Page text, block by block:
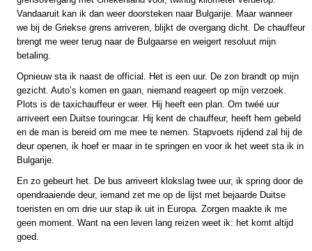
Vandaaruit kan ik dan weer doorsteken naar Bulgarije. Maar wanneer
we bij de Griekse grens arriveren, blijkt de overgang dicht. De chauffeur
brengt me weer terug naar de Bulgaarse en weigert resoluut mijn
betaling.
Opnieuw sta ik naast de official. Het is een uur. De zon brandt op mijn
gezicht. Auto’s komen en gaan, niemand reageert op mijn verzoek.
Plots is de taxichauffeur er weer. Hij heeft een plan. Om twéé uur
arriveert een Duitse touringcar. Hij kent de chauffeur, heeft hem gebeld
en de man is bereid om me mee te nemen. Stapvoets rijdend zal hij de
deur openen, ik hoef er maar in te springen en voor ik het weet sta ik in
Bulgarije.
En zo gebeurt het. De bus arriveert klokslag twee uur, ik spring door de
opendraaiende deur, iemand zet me op de lijst met bejaarde Duitse
toeristen en om drie uur stap ik uit in Europa. Zorgen maakte ik me
geen moment. Want na een leven lang reizen weet ik: het komt altijd
goed.